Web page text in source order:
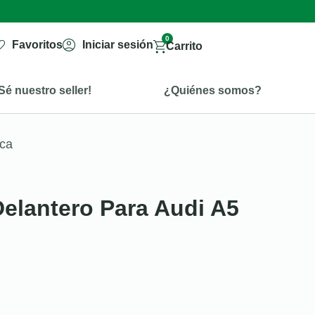
Favoritos Iniciar sesión
0
Carrito
nuestro seller! ¿Quiénes somos?
Para Audi A5